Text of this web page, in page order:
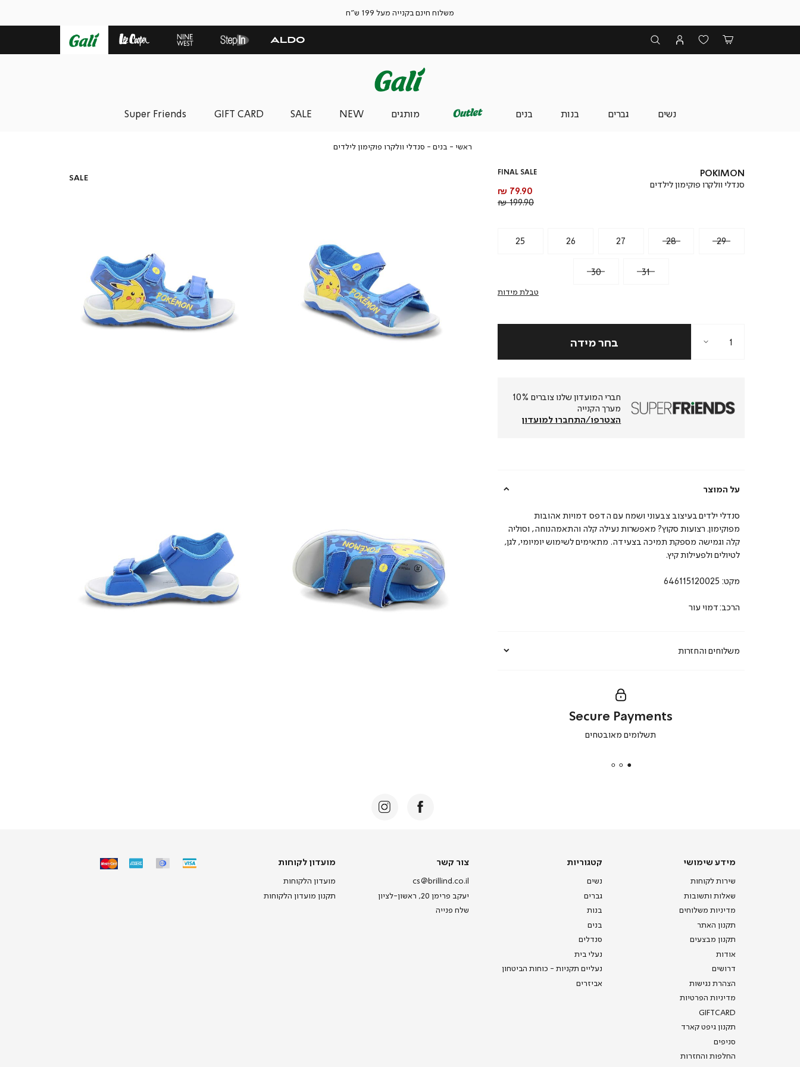
משלוח חינם בקנייה מעל 199 ש"ח
נשים גברים בנות בנים מותגים NEW
SALE
GIFT CARD
Super Friends
ראשי ראשי
בנים בניםסנדלי וולקרו פוקימון לילדיםסנדלי
POKIMON
סנדלי וולקרו פוקימון לילדים
FINAL SALE
מחיר
מוצר
79.90 ₪
מחיר
199.90 ₪
25 26 27 28 29
30 31
טבלת מידות
חברי המועדון שלנו צוברים 10%
מערך הקנייה
הצטרפו/התחברו למועדון
על המוצר
משלוחים והחזרות
סנדלי ילדים בעיצוב צבעוני ושמח עם הדפס דמויות אהובות
מפוקימון. רצועות סקוץ? מאפשרות נעילה קלה והתאמהנוחה, וסוליה
קלה וגמישה מספקת תמיכה בצעידה. מתאימים לשימוש יומיומי, לגן,
לטיולים ולפעילות קיץ.
מקט: 646115120025
הרכב:דמוי עור
secure
Secure Payments
תשלומים מאובטחים
SALE
מידע
מידע שימושי
שירות לקוחות
שאלות ותשובות
מדיניות משלוחים
תקנון האתר
תקנון מבצעים
אודות
דרושים
הצהרת נגישות
מדיניות הפרטיות
GIFTCARD
תקנון גיפט קארד
סניפים
החלפות והחזרות
קטגוריות
קטגוריות
נשים
גברים
בנות
בנים
סנדלים
נעלי בית
נעליים תקניות - כוחות הביטחון
אביזרים
צור
צור קשר
cs@brillind.co.il
יעקב פרימן 20, ראשון-לציון
שלח פנייה
מועדון
מועדון לקוחות
מועדון הלקוחות
תקנון מועדון הלקוחות